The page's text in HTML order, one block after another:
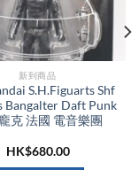
新到商品​
S.H.Figuarts Shf
Bangalter Daft Punk
克 法國 電音樂團
HK$680.00